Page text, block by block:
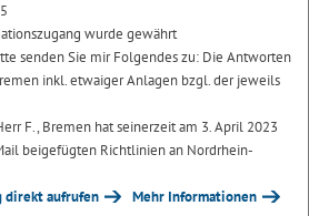
wurde gewährt
senden Sie mir Folgendes zu: Die Antworten
inkl. etwaiger Anlagen bzgl. der jeweils
F., Bremen hat seinerzeit am 3. April 2023
beigefügten Richtlinien an Nordrhein-
direkt aufrufen
Mehr Informationen